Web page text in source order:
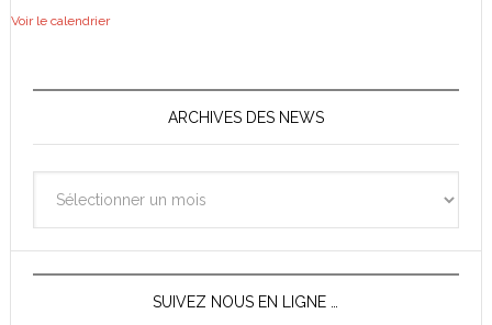
Voir le calendrier
ARCHIVES DES NEWS
des
News
SUIVEZ NOUS EN LIGNE …